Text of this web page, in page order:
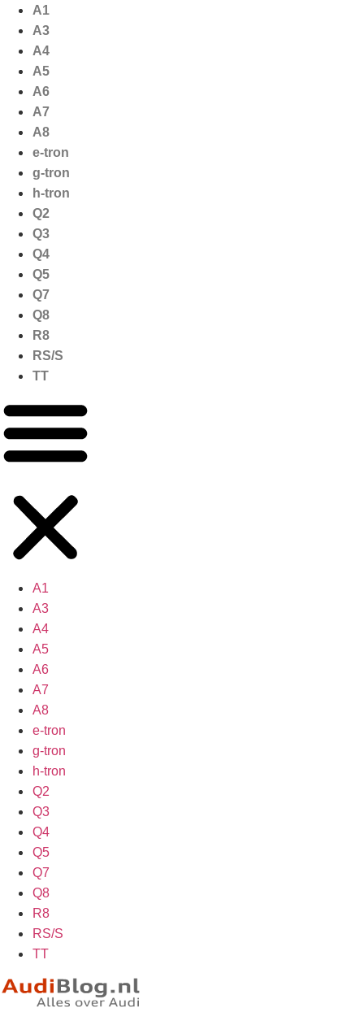
naar
inhoud
A1
A3
A4
A5
A6
A7
A8
e-tron
g-tron
h-tron
Q2
Q3
Q4
Q5
Q7
Q8
R8
RS/S
TT
A1
A3
A4
A5
A6
A7
A8
e-tron
g-tron
h-tron
Q2
Q3
Q4
Q5
Q7
Q8
R8
RS/S
TT